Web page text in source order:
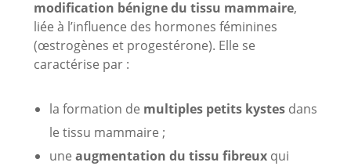
modification bénigne du tissu mammaire,
liée à l’influence des hormones féminines
(œstrogènes et progestérone). Elle se
caractérise par :
la formation de multiples petits kystesdans
le tissu mammaire ;
une augmentation du tissu fibreuxqui